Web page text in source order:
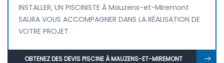
INSTALLER, UN PISCINISTE À Mauzens-et-Miremont
SAURA VOUS ACCOMPAGNER DANS LA RÉALISATION DE
VOTRE PROJET.
OBTENEZ DES DEVIS PISCINE À MAUZENS-ET-MIREMONT